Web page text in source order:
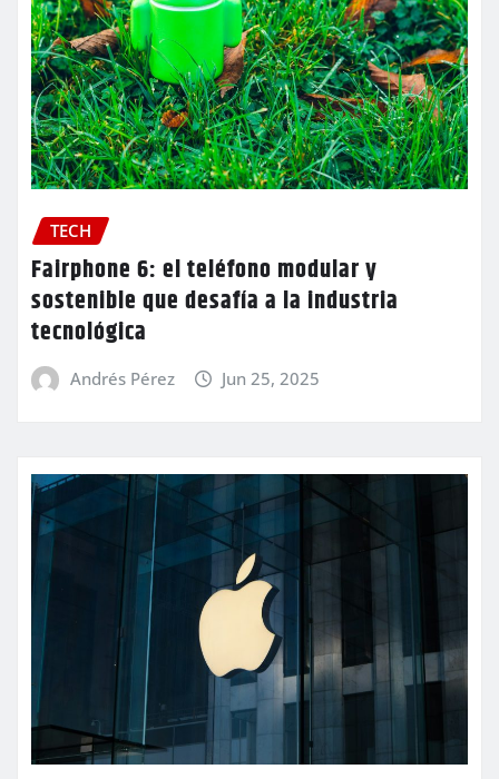
TECH
Fairphone 6: el teléfono modular y
sostenible que desafía a la industria
tecnológica
Andrés Pérez Jun 25, 2025